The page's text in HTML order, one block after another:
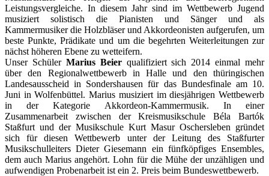
Leistungsvergleiche. In diesem Jahr sind im Wettbewerb Jugend
musiziert solistisch die Pianisten und Sänger und als
Kammermusiker die Holzbläser und Akkordeonisten aufgerufen, um
beste Punkte, Prädikate und um die begehrten Weiterleitungen zur
nächst höheren Ebene zu wetteifern.
Unser Schüler Marius Beierqualifiziert sich 2014 einmal mehr
über den Regionalwettbewerb in Halle und den thüringischen
Landesausscheid in Sondershausen für das Bundesfinale am 10.
Juni in Wolfenbüttel. Marius musiziert im diesjährigen Wettbewerb
in der Kategorie Akkordeon-Kammermusik. In einer
Zusammenarbeit zwischen der Kreismusikschule Béla Bartók
Staßfurt und der Musikschule Kurt Masur Oschersleben gründet
sich für diesen Wettbewerb unter der Leitung des Staßfurter
Musikschulleiters Dieter Giesemann ein fünfköpfiges Ensembles,
dem auch Marius angehört. Lohn für die Mühe der unzähligen und
aufwendigen Probenarbeit ist ein 2. Preis beim Bundeswettbewerb.